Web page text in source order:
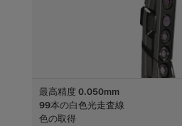
最高精度 0.050mm
99本の白色光走査線
色の取得